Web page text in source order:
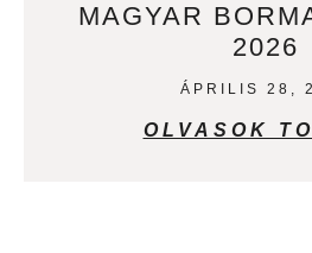
MAGYAR
2026
ÁPRILIS 28,
OLVASOK